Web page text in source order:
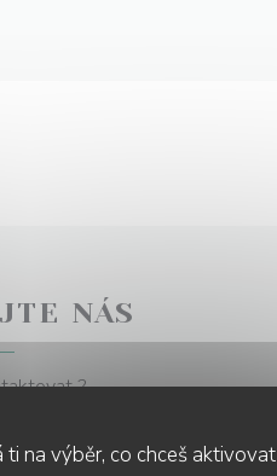
na výběr, co chceš aktivovat
NÁS
?